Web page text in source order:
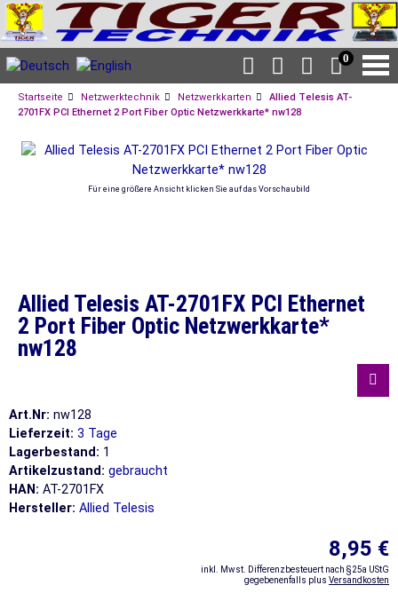
0
Startseite Netzwerktechnik Netzwerkkarten
Allied Telesis AT-
2701FX PCI Ethernet 2 Port Fiber Optic Netzwerkkarte* nw128
Für eine größere Ansicht klicken Sie auf das Vorschaubild
Allied Telesis AT-2701FX PCI Ethernet
2 Port Fiber Optic Netzwerkkarte*
nw128
Art.Nr: nw128
Lieferzeit: 3 Tage
Lagerbestand: 1
Artikelzustand: gebraucht
HAN: AT-2701FX
Hersteller: Allied Telesis
8,95 €
inkl. Mwst. Differenzbesteuert nach §25a UStG
gegebenenfalls plus Versandkosten